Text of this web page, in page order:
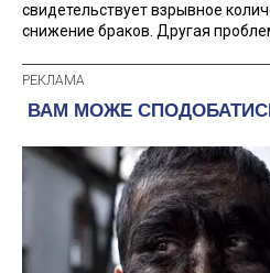
свидетельствует взрывное
снижение браков. Другая